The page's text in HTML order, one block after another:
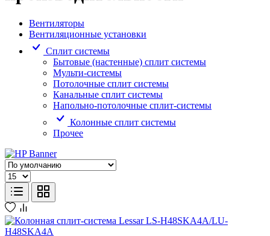
Вентиляторы
Вентиляционные установки
Сплит системы
Бытовые (настенные) сплит системы
Мульти-системы
Потолочные сплит системы
Канальные сплит системы
Напольно-потолочные сплит-системы
Колонные сплит системы
Прочее